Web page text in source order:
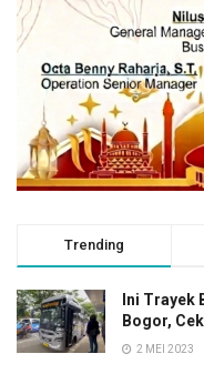
Trending
Ini Trayek
Bogor,
2 MEI 2023